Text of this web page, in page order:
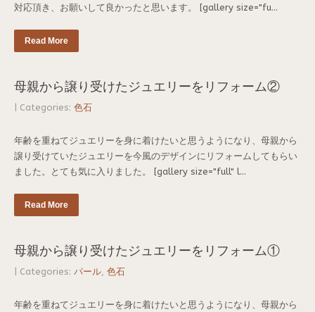
対応頂き、お願いして良かったと思います。 [gallery size="fu...
Read More
母親から譲り受けたジュエリーをリフォーム②
| Categories: 色石
年齢を重ねてジュエリーを身に着けたいと思うようになり、母親から
譲り受けていたジュエリーを今風のデザインにリフォームしてもらい
ました。とても気に入りました。 [gallery size="full" l...
Read More
母親から譲り受けたジュエリーをリフォーム①
| Categories: パール, 色石
年齢を重ねてジュエリーを身に着けたいと思うようになり、母親から